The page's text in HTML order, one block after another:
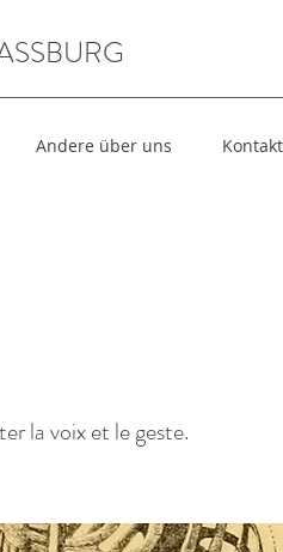
Andere über uns Kontakt
la voix et le geste.